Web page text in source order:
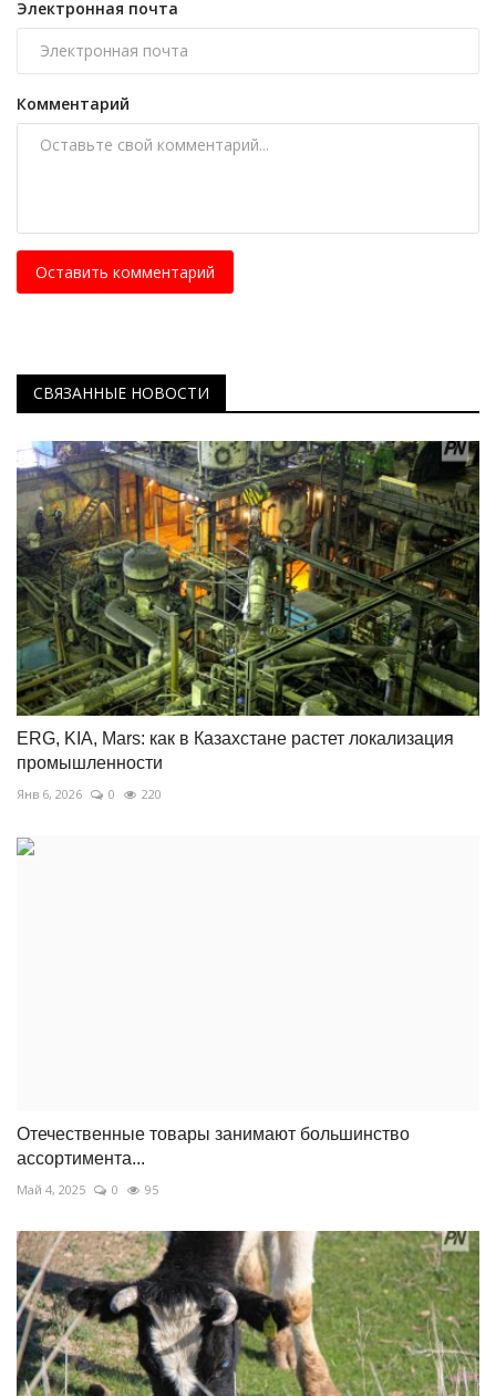
Электронная почта
Комментарий
Оставить комментарий
СВЯЗАННЫЕ НОВОСТИ
ERG, KIA, Mars: как в Казахстане растет локализация
промышленности
Янв 6, 2026 0 220
Отечественные товары занимают большинство
ассортимента...
Май 4, 2025 0 95